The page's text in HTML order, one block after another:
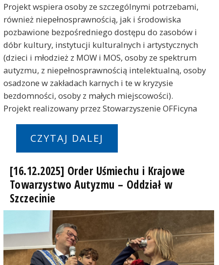
Projekt wspiera osoby ze szczególnymi potrzebami,
również niepełnosprawnością, jak i środowiska
pozbawione bezpośredniego dostępu do zasobów i
dóbr kultury, instytucji kulturalnych i artystycznych
(dzieci i młodzież z MOW i MOS, osoby ze spektrum
autyzmu, z niepełnosprawnością intelektualną, osoby
osadzone w zakładach karnych i te w kryzysie
bezdomności, osoby z małych miejscowości).
Projekt realizowany przez Stowarzyszenie OFFicyna
CZYTAJ DALEJ
[16.12.2025] Order Uśmiechu i Krajowe
Towarzystwo Autyzmu – Oddział w
Szczecinie